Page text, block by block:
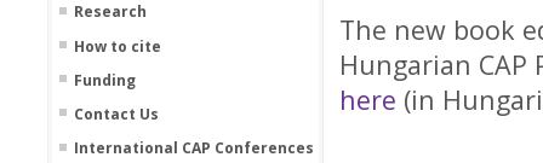
Research
How to cite
Funding
Contact Us
International CAP Conferences
The new book
Hungarian
here (in